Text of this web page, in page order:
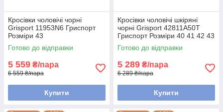
Кросівки чоловічі чорні
Grisport 11953N6 Гриспорт
Розміри 43
Готово до відправки
5 559 ₴/пара
6 559 ₴/пара
Купити
Кросівки чоловічі шкіряні
чорні Grisport 42811A50T
Гриспорт Розміри 40 41 42 43
44 45
Готово до відправки
5 289 ₴/пара
6 289 ₴/пара
Купити